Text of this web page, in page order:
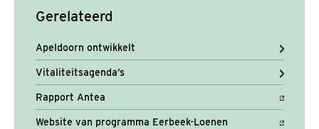
Gerelateerd
Apeldoorn ontwikkelt
Vitaliteitsagenda’s
Rapport Antea
Website van programma Eerbeek-Loenen